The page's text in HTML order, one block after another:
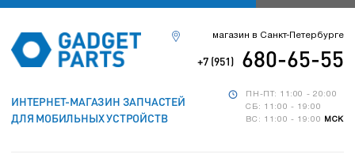
ИНТЕРНЕТ-МАГАЗИН ЗАПЧАСТЕЙ
ДЛЯ МОБИЛЬНЫХ УСТРОЙСТВ
ПН-ПТ: 11:00 - 20:00
СБ: 11:00 - 19:00
ВС: 11:00 - 19:00
МСК
магазин в Санкт-Петербурге
+7 (951) 680-65-55